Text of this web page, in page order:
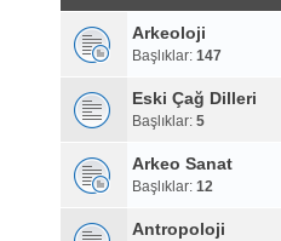
Arkeoloji
Başlıklar: 147
Eski Çağ Dilleri
Başlıklar: 5
Arkeo Sanat
Başlıklar: 12
Antropoloji